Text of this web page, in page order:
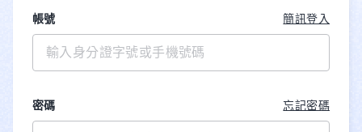
帳號 簡訊登入
密碼 忘記密碼